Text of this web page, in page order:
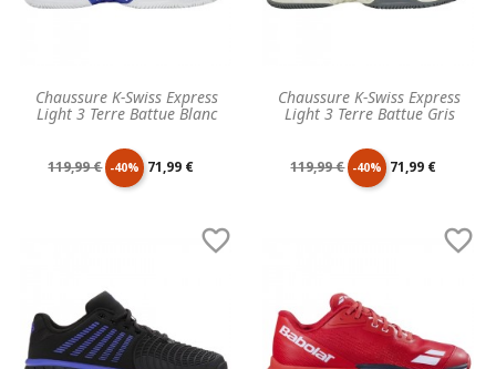
Chaussure K-Swiss Express
Light 3 Terre Battue Blanc
Prix
119,99 € -40% Prix
71,99 €
Chaussure K-Swiss Express
Light 3 Terre Battue Gris
Prix
119,99 € -40% Prix
71,99 €
 